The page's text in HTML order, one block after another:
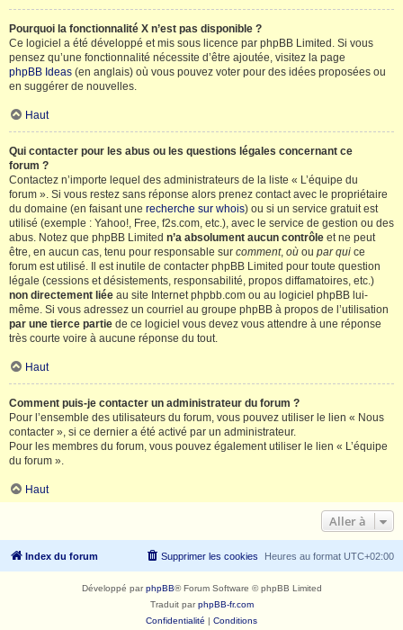
Pourquoi la fonctionnalité X n’est pas disponible ?
Ce logiciel a été développé et mis sous licence par phpBB Limited. Si vous
pensez qu’une fonctionnalité nécessite d’être ajoutée, visitez la page
phpBB Ideas (en anglais) où vous pouvez voter pour des idées proposées ou
en suggérer de nouvelles.
Haut
Qui contacter pour les abus ou les questions légales concernant ce
forum ?
Contactez n’importe lequel des administrateurs de la liste « L’équipe du
forum ». Si vous restez sans réponse alors prenez contact avec le propriétaire
du domaine (en faisant une recherche sur whois) ou si un service gratuit est
utilisé (exemple : Yahoo!, Free, f2s.com, etc.), avec le service de gestion ou des
abus. Notez que phpBB Limited n’a absolument aucun contrôle et ne peut
être, en aucun cas, tenu pour responsable sur comment, où ou par qui ce
forum est utilisé. Il est inutile de contacter phpBB Limited pour toute question
légale (cessions et désistements, responsabilité, propos diffamatoires, etc.)
non directement liée au site Internet phpbb.com ou au logiciel phpBB lui-
même. Si vous adressez un courriel au groupe phpBB à propos de l’utilisation
par une tierce partie de ce logiciel vous devez vous attendre à une réponse
très courte voire à aucune réponse du tout.
Haut
Comment puis-je contacter un administrateur du forum ?
Pour l’ensemble des utilisateurs du forum, vous pouvez utiliser le lien « Nous
contacter », si ce dernier a été activé par un administrateur.
Pour les membres du forum, vous pouvez également utiliser le lien « L’équipe
du forum ».
Haut
Aller à
Index du forum Heures au format UTC+02:00
Supprimer les cookies
Développé parphpBB® Forum Software © phpBB Limited
Traduit parphpBB-fr.com
Confidentialité | Conditions